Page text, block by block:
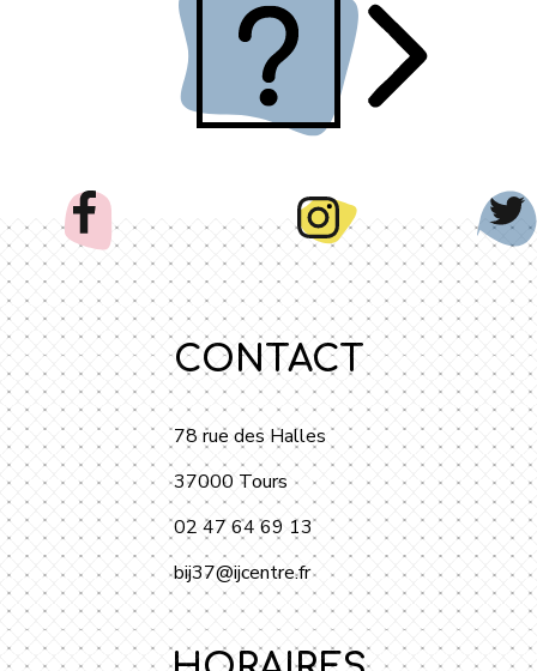
CONTACT
78 rue des Halles
37000 Tours
02 47 64 69 13
bij37@ijcentre.fr